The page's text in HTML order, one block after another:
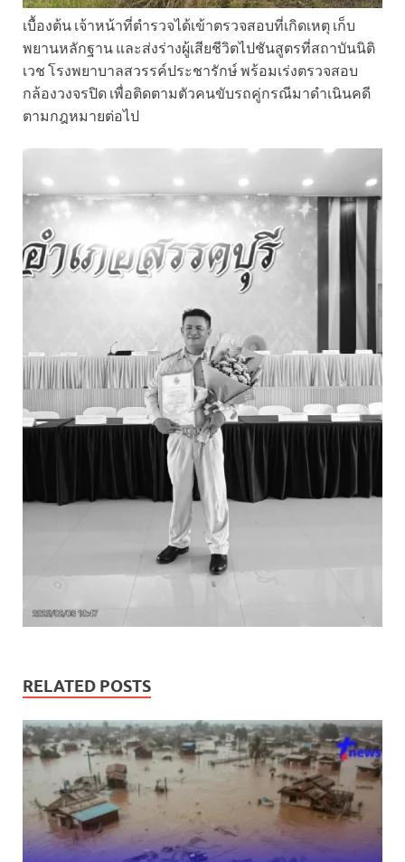
เบื้องต้น เจ้าหน้าที่ตำรวจได้เข้าตรวจสอบที่เกิดเหตุ เก็บ
พยานหลักฐาน และส่งร่างผู้เสียชีวิตไปชันสูตรที่สถาบันนิติ
เวช โรงพยาบาลสวรรค์ประชารักษ์ พร้อมเร่งตรวจสอบ
กล้องวงจรปิด เพื่อติดตามตัวคนขับรถคู่กรณีมาดำเนินคดี
ตามกฎหมายต่อไป
RELATED POSTS